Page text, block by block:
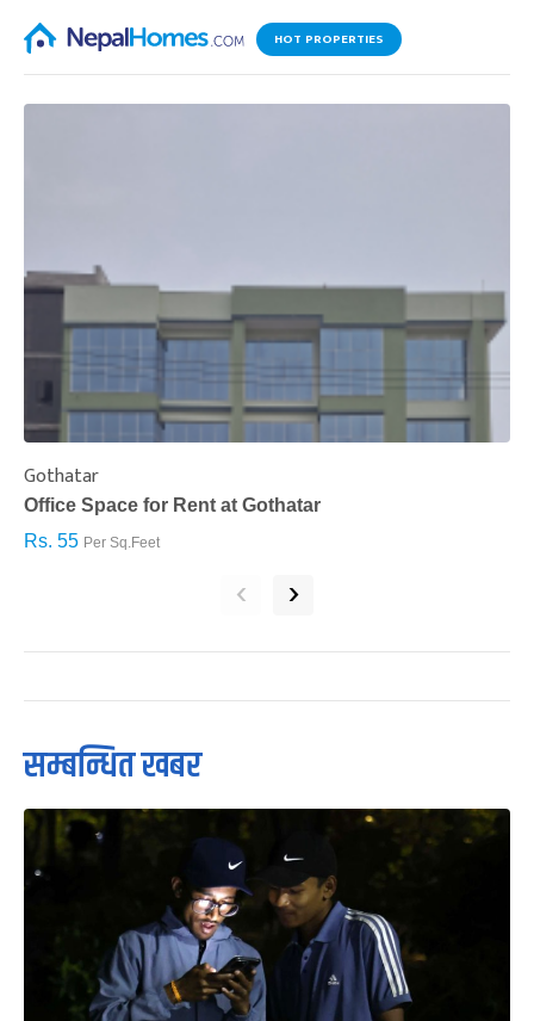
HOT PROPERTIES
Gothatar
Office Space for Rent at Gothatar
Rs. 55 Per Sq.Feet
‹ ›
सम्बन्धित खबर